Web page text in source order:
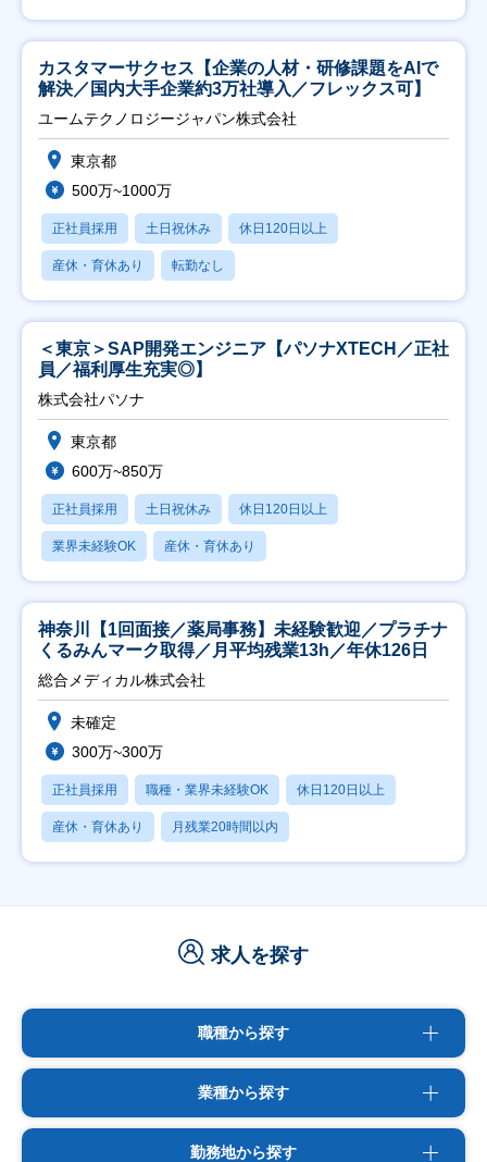
カスタマーサクセス【企業の人材・研修課題をAIで
解決／国内大手企業約3万社導入／フレックス可】
ユームテクノロジージャパン株式会社
東京都
500万~1000万
正社員採用 土日祝休み 休日120日以上
産休・育休あり 転勤なし
＜東京＞SAP開発エンジニア【パソナXTECH／正社
員／福利厚生充実◎】
株式会社パソナ
東京都
600万~850万
正社員採用 土日祝休み 休日120日以上
業界未経験OK 産休・育休あり
神奈川【1回面接／薬局事務】未経験歓迎／プラチナ
くるみんマーク取得／月平均残業13h／年休126日
総合メディカル株式会社
未確定
300万~300万
正社員採用 職種・業界未経験OK 休日120日以上
産休・育休あり 月残業20時間以内
求人を探す
職種から探す
業種から探す
勤務地から探す